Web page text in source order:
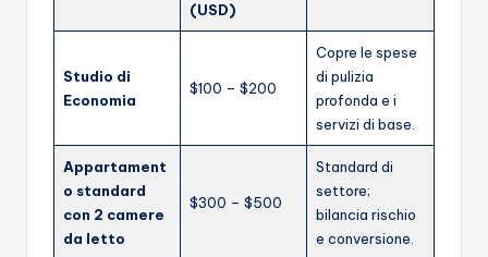
(USD)
Studio di
Economia
$100 – $200
Copre le spese
di pulizia
profonda e i
servizi di base.
Appartament
o standard
con 2 camere
da letto
$300 – $500
Standard di
settore;
bilancia rischio
e conversione.